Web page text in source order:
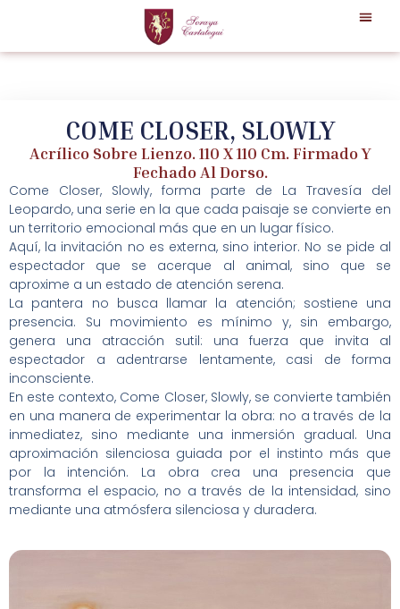
COME CLOSER, SLOWLY
Acrílico Sobre Lienzo. 110 X 110 Cm. Firmado Y
Fechado Al Dorso.
Come Closer, Slowly, forma parte de La Travesía del
Leopardo, una serie en la que cada paisaje se convierte en
un territorio emocional más que en un lugar físico.
Aquí, la invitación no es externa, sino interior. No se pide al
espectador que se acerque al animal, sino que se
aproxime a un estado de atención serena.
La pantera no busca llamar la atención; sostiene una
presencia. Su movimiento es mínimo y, sin embargo,
genera una atracción sutil: una fuerza que invita al
espectador a adentrarse lentamente, casi de forma
inconsciente.
En este contexto, Come Closer, Slowly, se convierte también
en una manera de experimentar la obra: no a través de la
inmediatez, sino mediante una inmersión gradual. Una
aproximación silenciosa guiada por el instinto más que
por la intención. La obra crea una presencia que
transforma el espacio, no a través de la intensidad, sino
mediante una atmósfera silenciosa y duradera.